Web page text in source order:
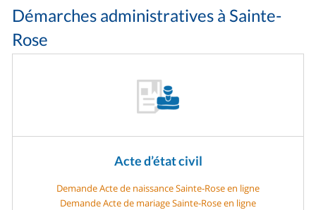
Démarches administratives à Sainte-
Rose
Acte d’état civil
Demande Acte de naissance Sainte-Rose en ligne
Demande Acte de mariage Sainte-Rose en ligne